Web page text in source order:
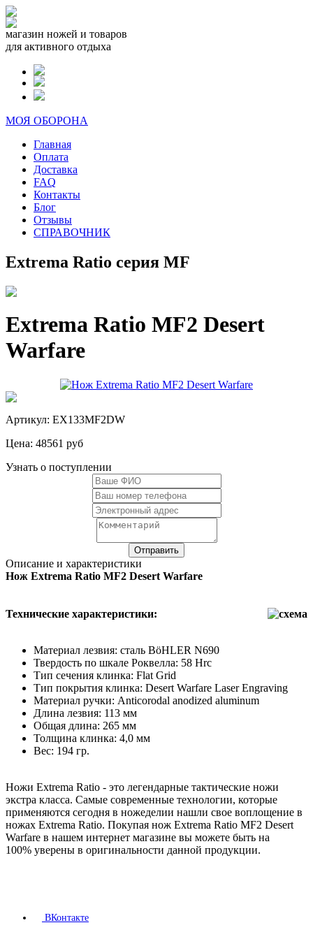
магазин ножей и товаров
для активного отдыха
МОЯ ОБОРОНА
Главная
Оплата
Доставка
FAQ
Контакты
Блог
Отзывы
СПРАВОЧНИК
Extrema Ratio серия MF
Extrema Ratio MF2 Desert
Warfare
Артикул: EX133MF2DW
Цена: 48561 руб
Узнать о поступлении
Описание и характеристики
Нож Extrema Ratio MF2 Desert Warfare
Технические характеристики:
Материал лезвия: сталь BöHLER N690
Твердость по шкале Роквелла: 58 Hrc
Тип сечения клинка: Flat Grid
Тип покрытия клинка: Desert Warfare Laser Engraving
Материал ручки: Anticorodal anodized aluminum
Длина лезвия: 113 мм
Общая длина: 265 мм
Толщина клинка: 4,0 мм
Вес: 194 гр.
Ножи Extrema Ratio - это легендарные тактические ножи
экстра класса. Самые современные технологии, которые
применяются сегодня в ножеделии нашли свое воплощение в
ножах Extrema Ratio. Покупая нож Extrema Ratio MF2 Desert
Warfare в нашем интернет магазине вы можете быть на
100% уверены в оригинальности данной продукции.
ВКонтакте